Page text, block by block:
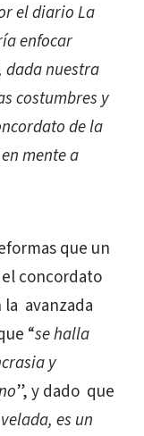
el diario La
enfocar
nuestra
costumbres y
de la
en mente a
que un
concordato
avanzada
“se halla
y
”, y dado que
es un